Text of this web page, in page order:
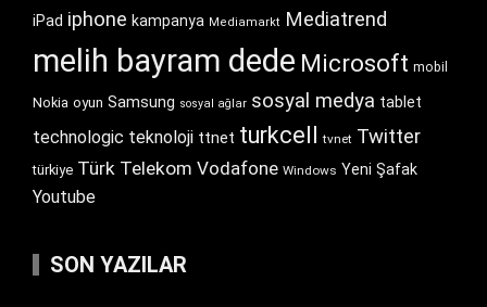
iPad iphone kampanya Mediamarkt Mediatrend
melih bayram dede Microsoft mobil
Nokia oyun Samsung sosyal ağlar sosyal medya tablet
technologic teknoloji ttnet turkcell tvnet Twitter
türkiye Türk Telekom Vodafone Windows Yeni Şafak
Youtube
SON YAZILAR